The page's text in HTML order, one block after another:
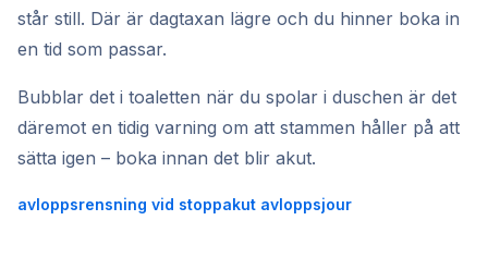
står still. Där är dagtaxan lägre och du hinner boka in
en tid som passar.
Bubblar det i toaletten när du spolar i duschen är det
däremot en tidig varning om att stammen håller på att
sätta igen – boka innan det blir akut.
avloppsrensning vid stoppakut avloppsjour